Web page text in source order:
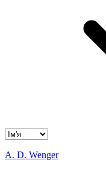
A. D. Wenger